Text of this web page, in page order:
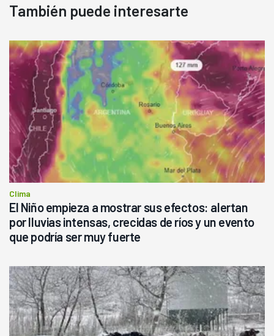
También puede interesarte
Clima
El Niño empieza a mostrar sus efectos: alertan
por lluvias intensas, crecidas de ríos y un evento
que podría ser muy fuerte